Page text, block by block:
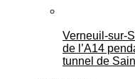
Verneuil-sur-
de l’A14
tunnel de